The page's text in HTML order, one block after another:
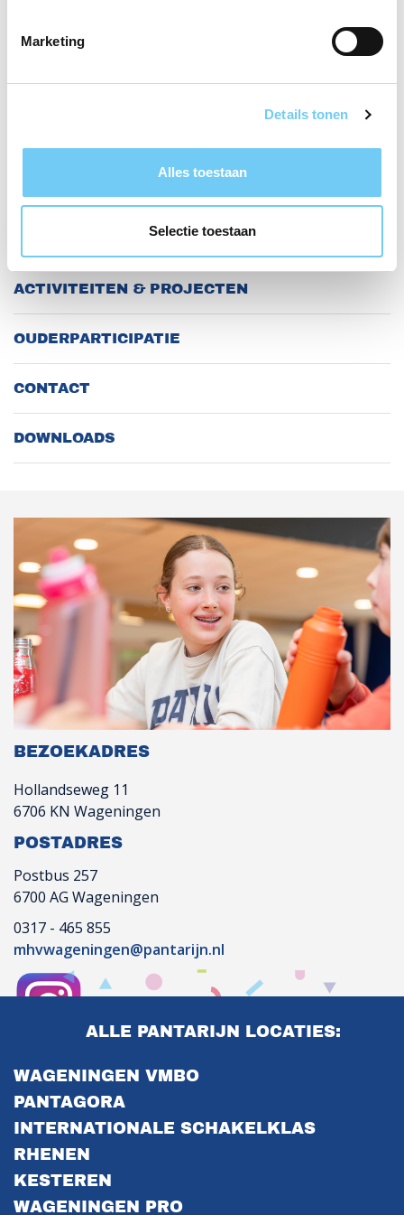
Marketing
Details tonen
Alles toestaan
Selectie toestaan
AANMELDEN
ACTIVITEITEN & PROJECTEN
OUDERPARTICIPATIE
CONTACT
DOWNLOADS
BEZOEKADRES
Hollandseweg 11
6706 KN Wageningen
POSTADRES
Postbus 257
6700 AG Wageningen
0317 - 465 855
mhvwageningen@pantarijn.nl
ALLE PANTARIJN LOCATIES:
WAGENINGEN VMBO
PANTAGORA
INTERNATIONALE SCHAKELKLAS
RHENEN
KESTEREN
WAGENINGEN PRO